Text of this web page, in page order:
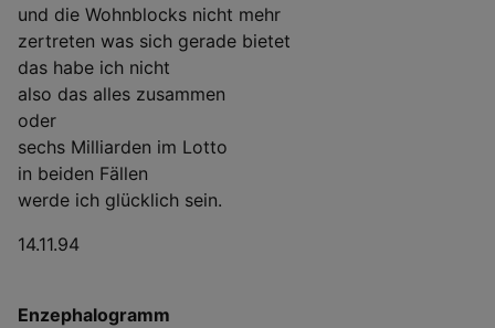
und die Wohnblocks nicht mehr
zertreten was sich gerade bietet
das habe ich nicht
also das alles zusammen
oder
sechs Milliarden im Lotto
in beiden Fällen
werde ich glücklich sein.
14.11.94
Enzephalogramm